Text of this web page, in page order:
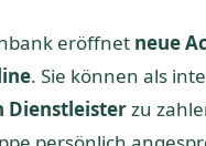
eröffnet neue
. Sie können als
Dienstleister zu